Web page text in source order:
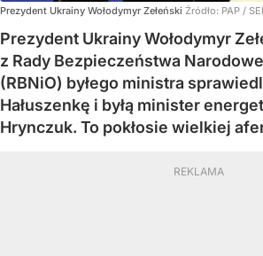
Prezydent Ukrainy Wołodymyr Zełeński Źródło: PAP /
Prezydent Ukrainy Wołodymyr
z Rady Bezpieczeństwa
(RBNiO) byłego ministra
Hałuszenkę i byłą minister
Hrynczuk. To pokłosie wielkiej